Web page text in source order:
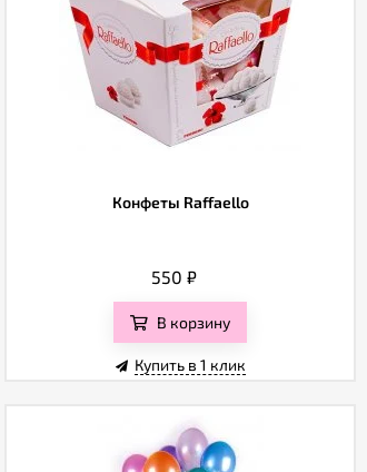
Конфеты Raffaello
550 ₽
В корзину
Купить в 1 клик